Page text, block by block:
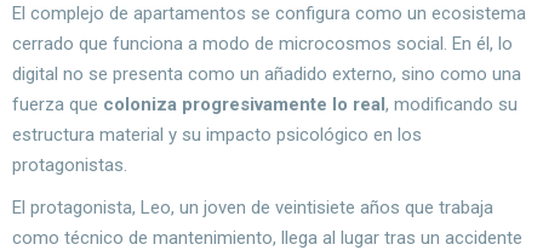
El complejo de apartamentos se configura como un ecosistema
cerrado que funciona a modo de microcosmos social. En él, lo
digital no se presenta como un añadido externo, sino como una
fuerza que coloniza progresivamente lo real, modificando su
estructura material y su impacto psicológico en los
protagonistas.
El protagonista, Leo, un joven de veintisiete años que trabaja
como técnico de mantenimiento, llega al lugar tras un accidente